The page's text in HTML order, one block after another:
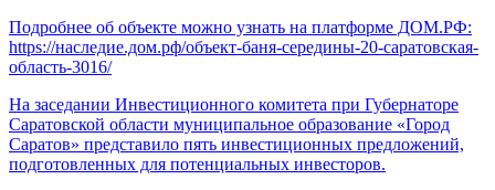
Подробнее об объекте можно узнать на платформе ДОМ.РФ:
https://наследие.дом.рф/объект-баня-середины-20-саратовская-
область-3016/
На заседании Инвестиционного комитета при Губернаторе
Саратовской области муниципальное образование «Город
Саратов» представило пять инвестиционных предложений,
подготовленных для потенциальных инвесторов.